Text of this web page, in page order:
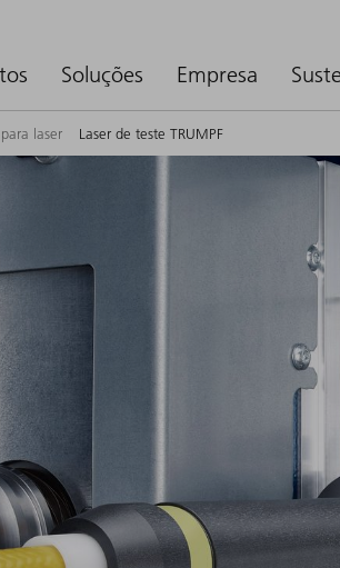
Soluções Empresa
laser Laser de teste TRUMPF